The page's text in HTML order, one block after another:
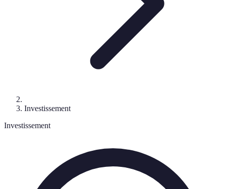
Investissement
Investissement